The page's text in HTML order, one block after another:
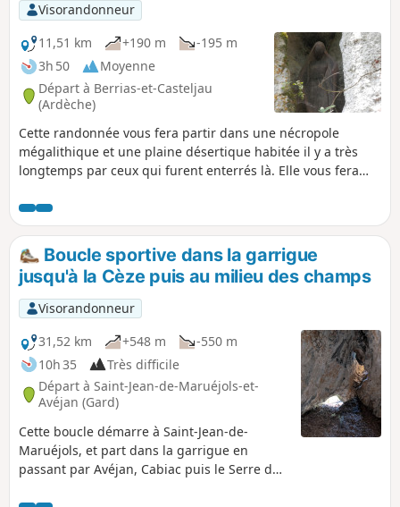
Visorandonneur
11,51 km
+190 m
-195 m
3h 50
Moyenne
Départ à Berrias-et-Casteljau
(Ardèche)
Cette randonnée vous fera partir dans une nécropole
mégalithique et une plaine désertique habitée il y a très
longtemps par ceux qui furent enterrés là. Elle vous fera
que vous traverserez, vous emmènera vers l'ermitage de
Saint-Eugène encore utilisé, avant de vous faire admirer les
gorges du Chassezac depuis la magnifique corniche.
Boucle sportive dans la garrigue
jusqu'à la Cèze puis au milieu des champs
Visorandonneur
31,52 km
+548 m
-550 m
10h 35
Très difficile
Départ à Saint-Jean-de-Maruéjols-et-
Avéjan (Gard)
Cette boucle démarre à Saint-Jean-de-
Maruéjols, et part dans la garrigue en
passant par Avéjan, Cabiac puis le Serre du